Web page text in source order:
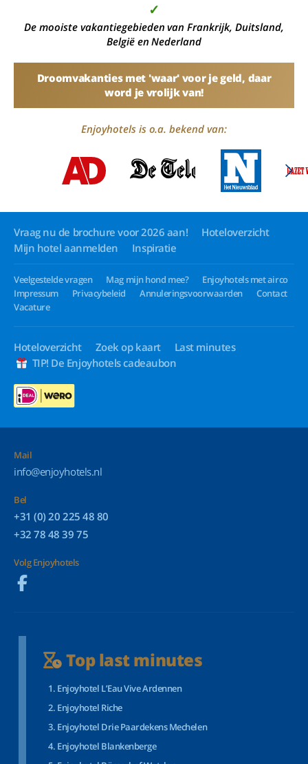
✓
De mooiste vakantiegebieden van Frankrijk, Duitsland,
België en Nederland
Droomvakanties met 'waar' voor je geld, daar
word je vrolijk van!
Enjoyhotels is o.a. bekend van:
Vraag nu de brochure voor 2026 aan!
Hoteloverzicht
Mijn hotel aanmelden
Inspiratie
Veelgestelde vragen Mag mijn hond mee?
Enjoyhotels met airco
Impressum
Privacybeleid Annuleringsvoorwaarden
Contact
Vacature
Hoteloverzicht Zoek op kaart
Last minutes
TIP! De Enjoyhotels cadeaubon
Mail
info@enjoyhotels.nl
Bel
+31 (0) 20 225 48 80
+32 78 48 39 75
Volg Enjoyhotels
Top last minutes
Enjoyhotel L’Eau Vive Ardennen
Enjoyhotel Riche
Enjoyhotel Drie Paardekens Mechelen
Enjoyhotel Blankenberge